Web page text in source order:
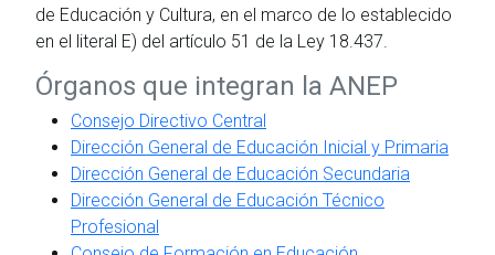
de Educación y Cultura, en el marco de lo establecido
en el literal E) del artículo 51 de la Ley 18.437.
Órganos que integran la ANEP
Consejo Directivo Central
Dirección General de Educación Inicial y Primaria
Dirección General de Educación Secundaria
Dirección General de Educación Técnico
Profesional